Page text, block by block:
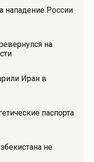
нападение России
на
Иран в
паспорта
не